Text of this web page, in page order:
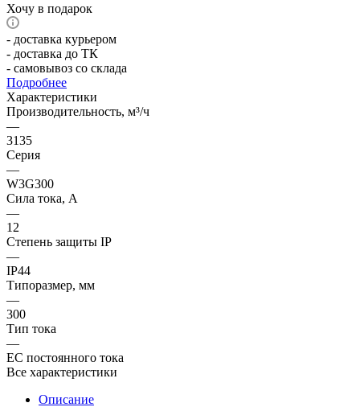
Хочу в подарок
- доставка курьером
- доставка до ТК
- самовывоз со склада
Подробнее
Характеристики
Производительность, м³/ч
—
3135
Серия
—
W3G300
Сила тока, А
—
12
Степень защиты IP
—
IP44
Типоразмер, мм
—
300
Тип тока
—
EC постоянного тока
Все характеристики
Описание